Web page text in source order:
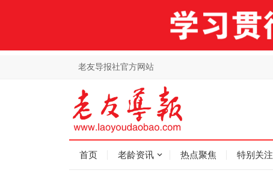
老友导报社官方网站
首页 老龄资讯 热点聚焦 特别关注